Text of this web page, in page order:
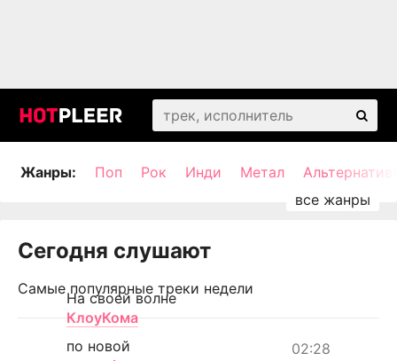
Жанры: Поп Рок Инди Метал
Сегодня слушают
Самые популярные треки недели
На своей волне
КлоуКома
02:28
по новой